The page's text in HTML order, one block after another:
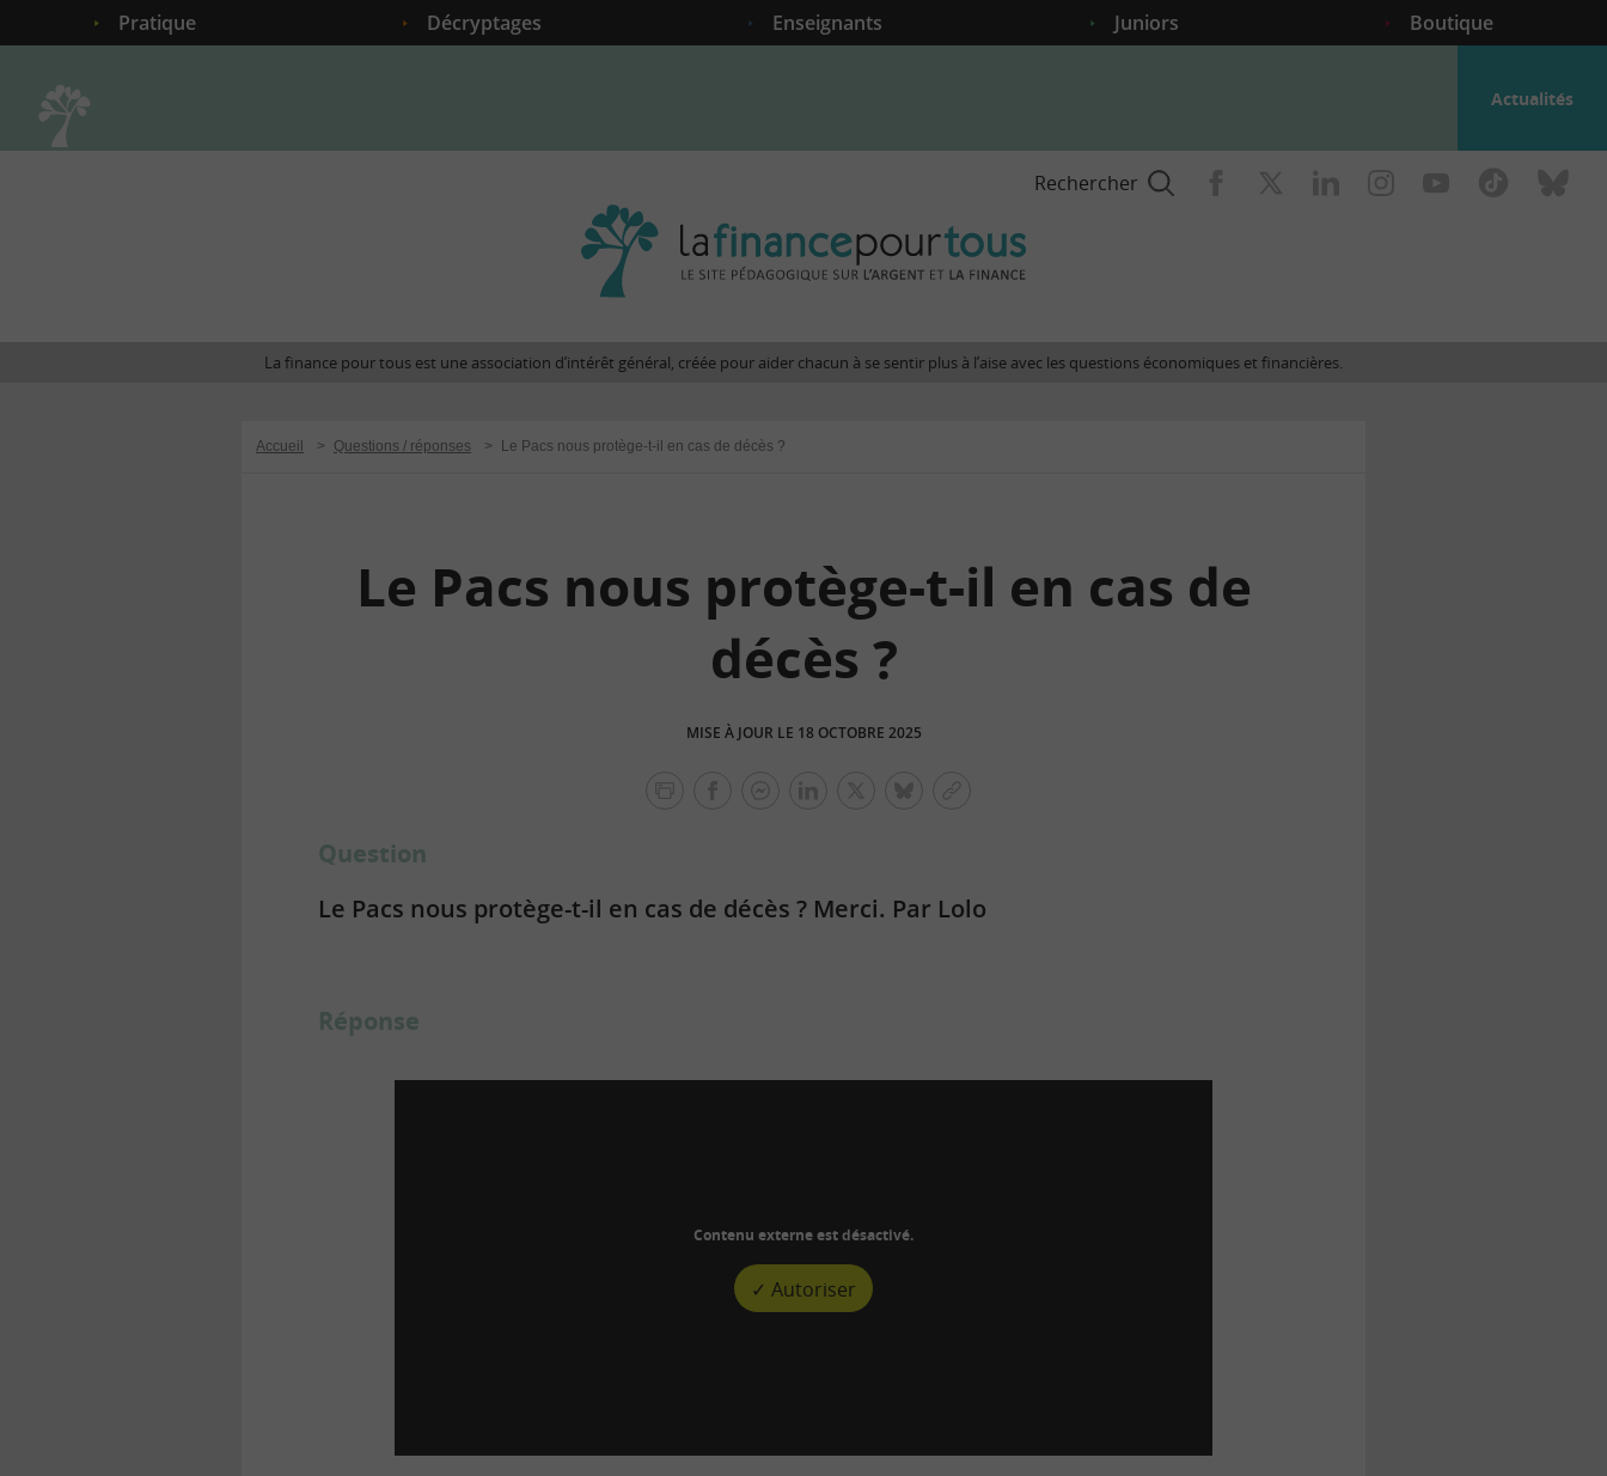
Pratique Décryptages Enseignants Juniors Boutique
Actualités
Rechercher
finance
site
La finance pour tous est une association d’intérêt général, créée pour aider chacun à se sentir plus à l’aise avec les questions économiques et financières.
Accueil > Questions / réponses > Le Pacs nous protège-t-il en cas de décès ?
Le Pacs nous protège-t-il en cas de
décès ?
MISE À JOUR LE 18 OCTOBRE 2025
Question
Le Pacs nous protège-t-il en cas de décès ? Merci. Par Lolo
Réponse
Contenu externe est désactivé.
✓ Autoriser